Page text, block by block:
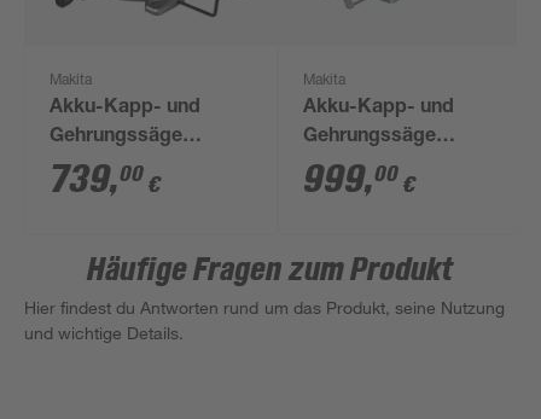
Makita
Akku-Kapp- und
Gehrungssäge
'LS004GZ01' mit
Bluetooth, ohne Akku
739,00 €
Makita
Akku-Kapp- und
Gehrungssäge
'DLS211ZU' 2 x 18 V
mit Bluetooth, ohne
999,00 €
Häufige Fragen zum Produkt
Hier findest du Antworten rund um das Produkt, seine Nutzung
und wichtige Details.